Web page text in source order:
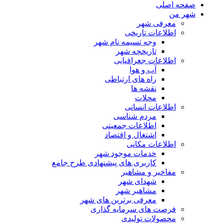
صفحه اصلی
شهر من
معرفی شهر
اطلاعات تاریخی
وجه تسیمه نام شهر
تاریخچه شهر
اطلاعات جغرافیایی
آب و هوا
راه های ارتباطی
نقشه ها
محلات
اطلاعات انسانی
مردم شناسی
اطلاعات جمعیتی
اشتغال و اقتصاد
اطلاعات مکانی
خدمات موجود شهر
کاربری های پیشنهادی طرح جامع
مفاخیر و مشاهیر
شهدای شهر
مشاهیر شهر
معرفی برترین های شهر
فرصت های سرمایه گذاری
محصولات تولیدی